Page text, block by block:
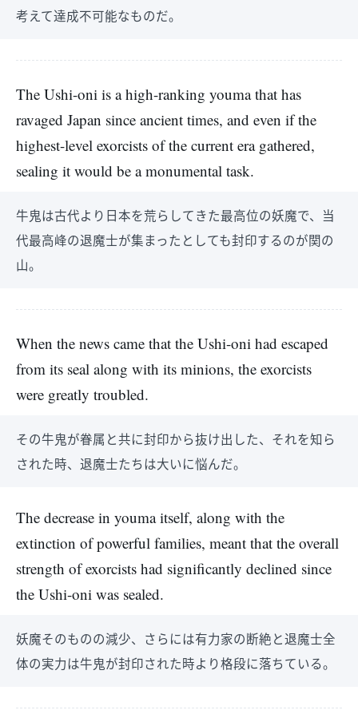
考えて達成不可能なものだ。
The Ushi-oni is a high-ranking youma that has
ravaged Japan since ancient times, and even if the
highest-level exorcists of the current era gathered,
sealing it would be a monumental task.
牛鬼は古代より日本を荒らしてきた最高位の妖魔で、当
代最高峰の退魔士が集まったとしても封印するのが関の
山。
When the news came that the Ushi-oni had escaped
from its seal along with its minions, the exorcists
were greatly troubled.
その牛鬼が眷属と共に封印から抜け出した、それを知ら
された時、退魔士たちは大いに悩んだ。
The decrease in youma itself, along with the
extinction of powerful families, meant that the overall
strength of exorcists had significantly declined since
the Ushi-oni was sealed.
妖魔そのものの減少、さらには有力家の断絶と退魔士全
体の実力は牛鬼が封印された時より格段に落ちている。